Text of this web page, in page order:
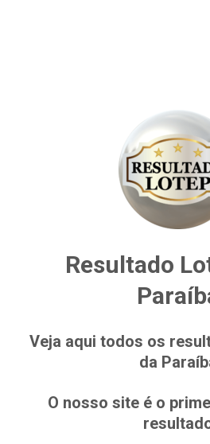
Resultado
Veja aqui todos os
da
O nosso site é o